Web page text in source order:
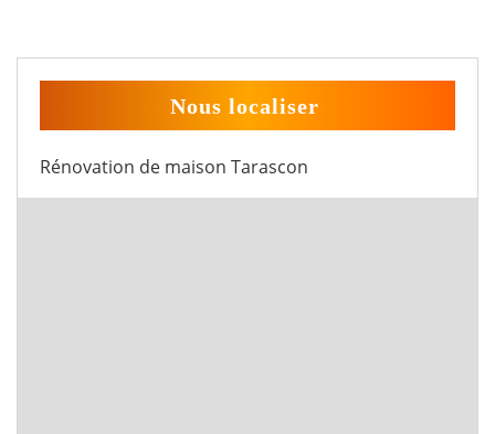
Nous localiser
Rénovation de maison Tarascon